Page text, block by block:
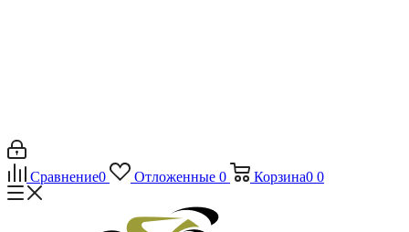
Сравнение0 Отложенные 0 Корзина0 0